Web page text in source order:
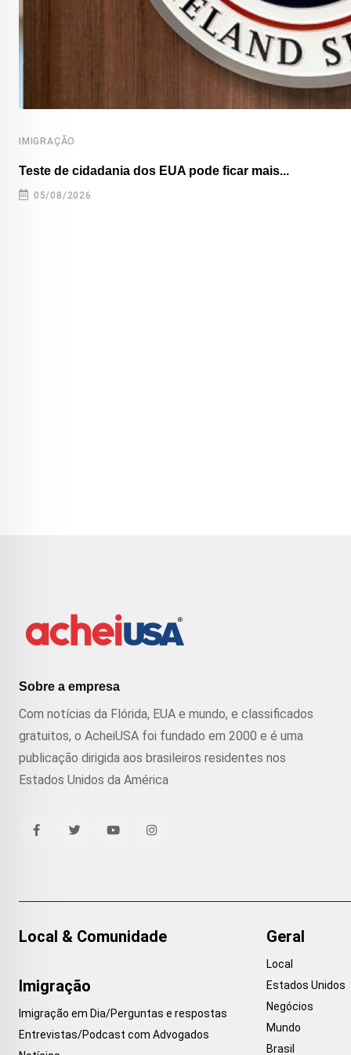
IMIGRAÇÃO
Teste de cidadania dos EUA pode ficar mais...
05/08/2026
Sobre a empresa
Com notícias da Flórida, EUA e mundo, e classificados
gratuitos, o AcheiUSA foi fundado em 2000 e é uma
publicação dirigida aos brasileiros residentes nos
Estados Unidos da América
Local & Comunidade
Imigração
Imigração em Dia/Perguntas e respostas
Entrevistas/Podcast com Advogados
Geral
Local
Estados Unidos
Negócios
Mundo
Brasil